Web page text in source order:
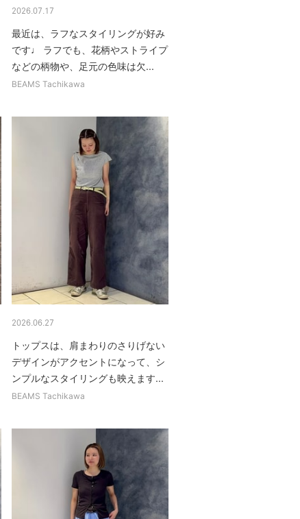
2026.07.17
最近は、ラフなスタイリングが好み
です♩ ラフでも、花柄やストライプ
などの柄物や、足元の色味は欠...
BEAMS Tachikawa
2026.06.27
トップスは、肩まわりのさりげない
デザインがアクセントになって、シ
ンプルなスタイリングも映えます...
BEAMS Tachikawa